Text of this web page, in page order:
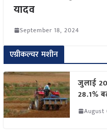
यादव
September 18, 2024
एग्रीकल्चर मशीन
जुलाई
28.1%
August